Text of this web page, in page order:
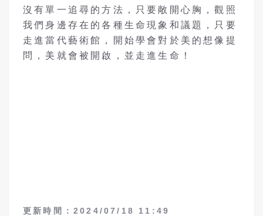
沒有單一追尋的方法，只要敞開心胸，觀照
我們身邊存在的各種生命現象和議題，只要
走進當代藝術館，開始學會對於美的想像提
問，美就會被開啟，並走進生命！
更新時間：2024/07/18 11:49